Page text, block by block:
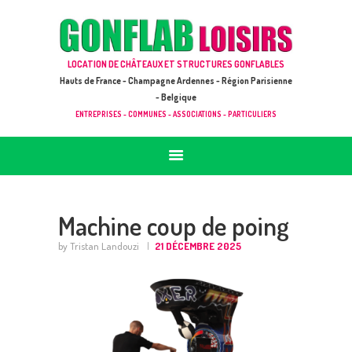
LOCATION DE CHÂTEAUX ET STRUCTURES GONFLABLES
Hauts de France - Champagne Ardennes - Région Parisienne
- Belgique
ENTREPRISES - COMMUNES - ASSOCIATIONS - PARTICULIERS
GONFLAB LOISIRS
ACCUEIL
JEUX À LOUER & PRESTATIONS
CATALOGUE / TARIF
DEMANDE DE DEVIS (SOUS 24H)
Machine coup de poing
by Tristan Landouzi 21 DÉCEMBRE 2025